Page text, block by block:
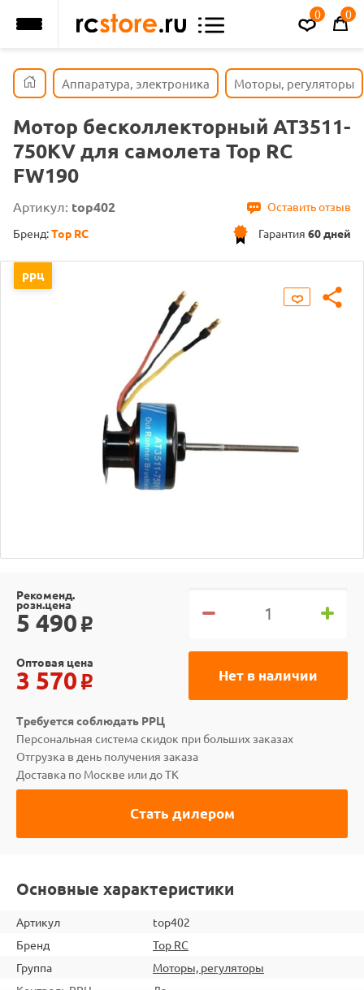
0 0
Аппаратура, электроника Моторы, регуляторы
Мотор бесколлекторный AT3511-
750KV для самолета Top RC
FW190
Артикул: top402
Оставить отзыв
Гарантия 60 дней
Бренд:Top RC
ррц
Рекоменд.
розн.цена
5 490 o
Нет в наличии
Оптовая цена
3 570 o
Требуется соблюдать РРЦ
Персональная система скидок при больших заказах
Отгрузка в день получения заказа
Доставка по Москве или до ТК
Стать дилером
Основные характеристики
Артикул
top402
Бренд
Top RC
Группа
Моторы, регуляторы